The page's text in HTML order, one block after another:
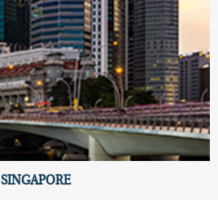
SINGAPORE